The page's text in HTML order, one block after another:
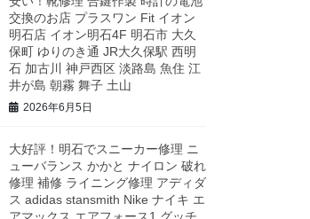
交換のお店 プラスワン Fit イオン
明石店 イオン明石4F 明石市 大久
保町 ゆりのき通 JR大久保駅 西明
石 加古川 神戸西区 淡路島 魚住 江
井が島 朝霧 舞子 土山
2026年6月5日
大好評！明石でスニーカー修理 ニ
ューバランス かかと ナイロン 破れ
修理 補修 ライニング修理 アディダ
ス adidas stansmith Nike ナイキ エ